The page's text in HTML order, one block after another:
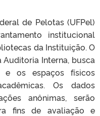
de Pelotas (UFPel)
institucional
da Instituição. O
Interna, busca
e os espaços físicos
Os dados
anônimas, serão
fins de avaliação e